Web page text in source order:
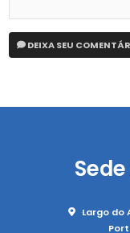
DEIXA SEU
Largo do